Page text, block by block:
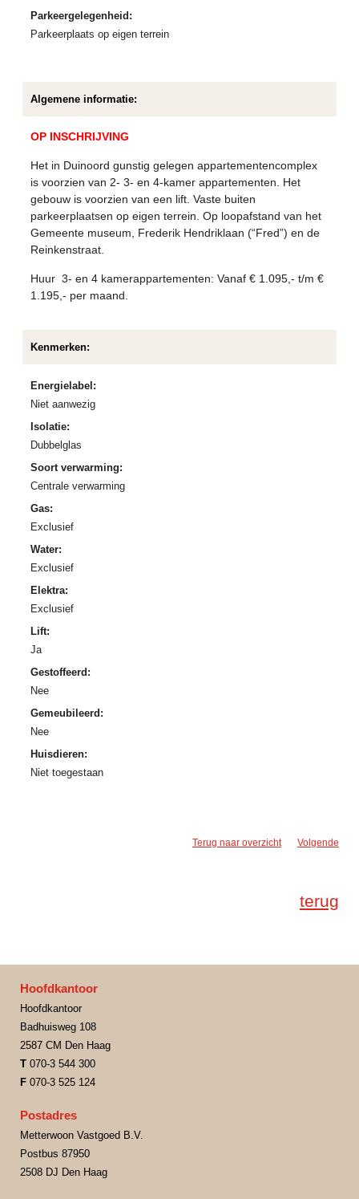
Parkeergelegenheid:
Parkeerplaats op eigen terrein
Algemene informatie:
OP INSCHRIJVING
Het in Duinoord gunstig gelegen appartementencomplex
is voorzien van 2- 3- en 4-kamer appartementen. Het
gebouw is voorzien van een lift. Vaste buiten
parkeerplaatsen op eigen terrein. Op loopafstand van het
Gemeente museum, Frederik Hendriklaan (“Fred”) en de
Reinkenstraat.
Huur 3- en 4 kamerappartementen: Vanaf € 1.095,- t/m €
1.195,- per maand.
Kenmerken:
Energielabel:
Niet aanwezig
Isolatie:
Dubbelglas
Soort verwarming:
Centrale verwarming
Gas:
Exclusief
Water:
Exclusief
Elektra:
Exclusief
Lift:
Ja
Gestoffeerd:
Nee
Gemeubileerd:
Nee
Huisdieren:
Niet toegestaan
Terug naar overzicht Volgende
terug
Hoofdkantoor
Hoofdkantoor
Badhuisweg 108
2587 CM Den Haag
T 070-3 544 300
F 070-3 525 124
Postadres
Metterwoon Vastgoed B.V.
Postbus 87950
2508 DJ Den Haag